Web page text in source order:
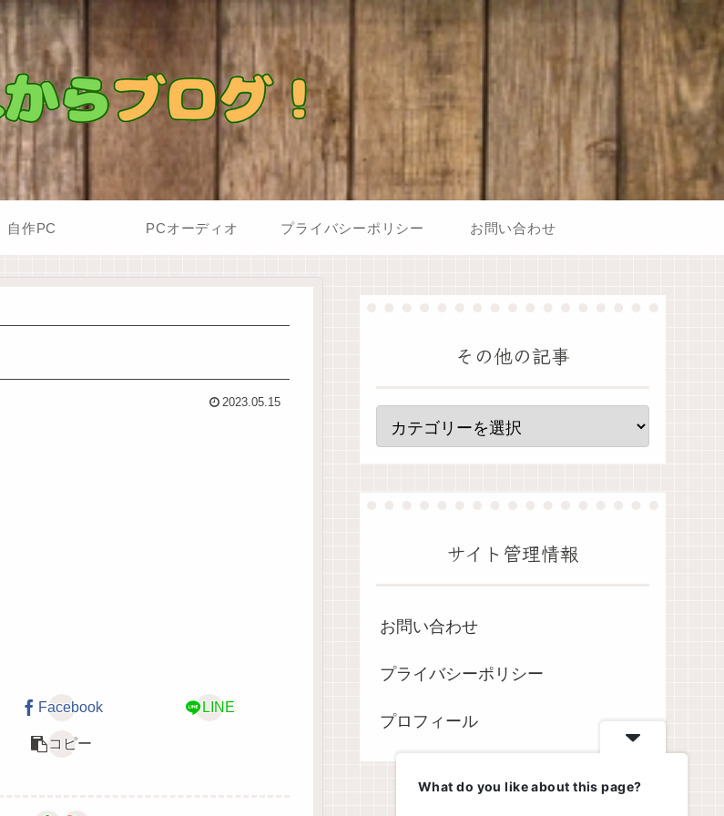
自作PC PCオーディオ プライバシーポリシー お問い合わせ
2023.05.15
Facebook LINE
コピー
その他の記事
サイト管理情報
お問い合わせ
プライバシーポリシー
プロフィール
What do you like about this page?